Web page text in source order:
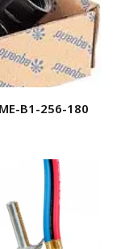
B1-256-180